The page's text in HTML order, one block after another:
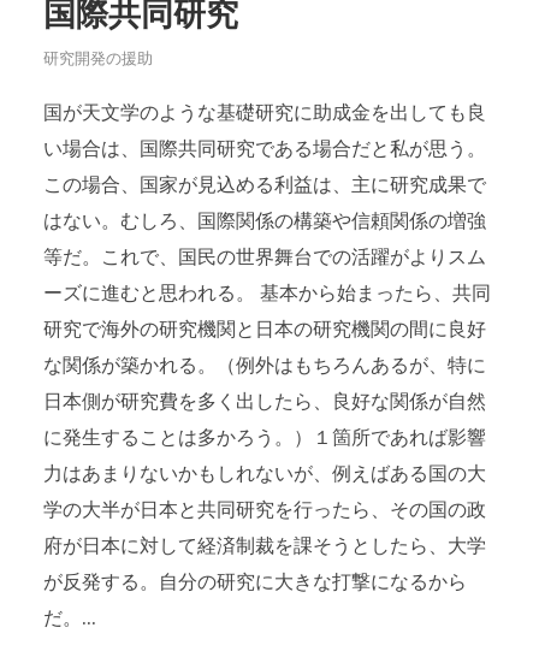
国際共同研究
研究開発の援助
国が天文学のような基礎研究に助成金を出しても良
い場合は、国際共同研究である場合だと私が思う。
この場合、国家が見込める利益は、主に研究成果で
はない。むしろ、国際関係の構築や信頼関係の増強
等だ。これで、国民の世界舞台での活躍がよりスム
ーズに進むと思われる。 基本から始まったら、共同
研究で海外の研究機関と日本の研究機関の間に良好
な関係が築かれる。（例外はもちろんあるが、特に
日本側が研究費を多く出したら、良好な関係が自然
に発生することは多かろう。）１箇所であれば影響
力はあまりないかもしれないが、例えばある国の大
学の大半が日本と共同研究を行ったら、その国の政
府が日本に対して経済制裁を課そうとしたら、大学
が反発する。自分の研究に大きな打撃になるから
だ。...